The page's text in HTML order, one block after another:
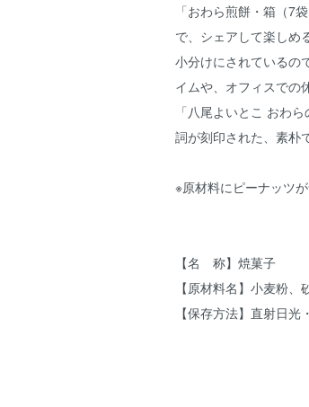
「おわら煎餅・箱（7
で、シェアして楽しめ
小分けにされているの
イムや、オフィスでの
「八尾よいとこ おわ
詞が刻印された、素朴
※原材料にピーナッツ
【名 称】焼菓子
【原材料名】小麦粉
【保存方法】直射日